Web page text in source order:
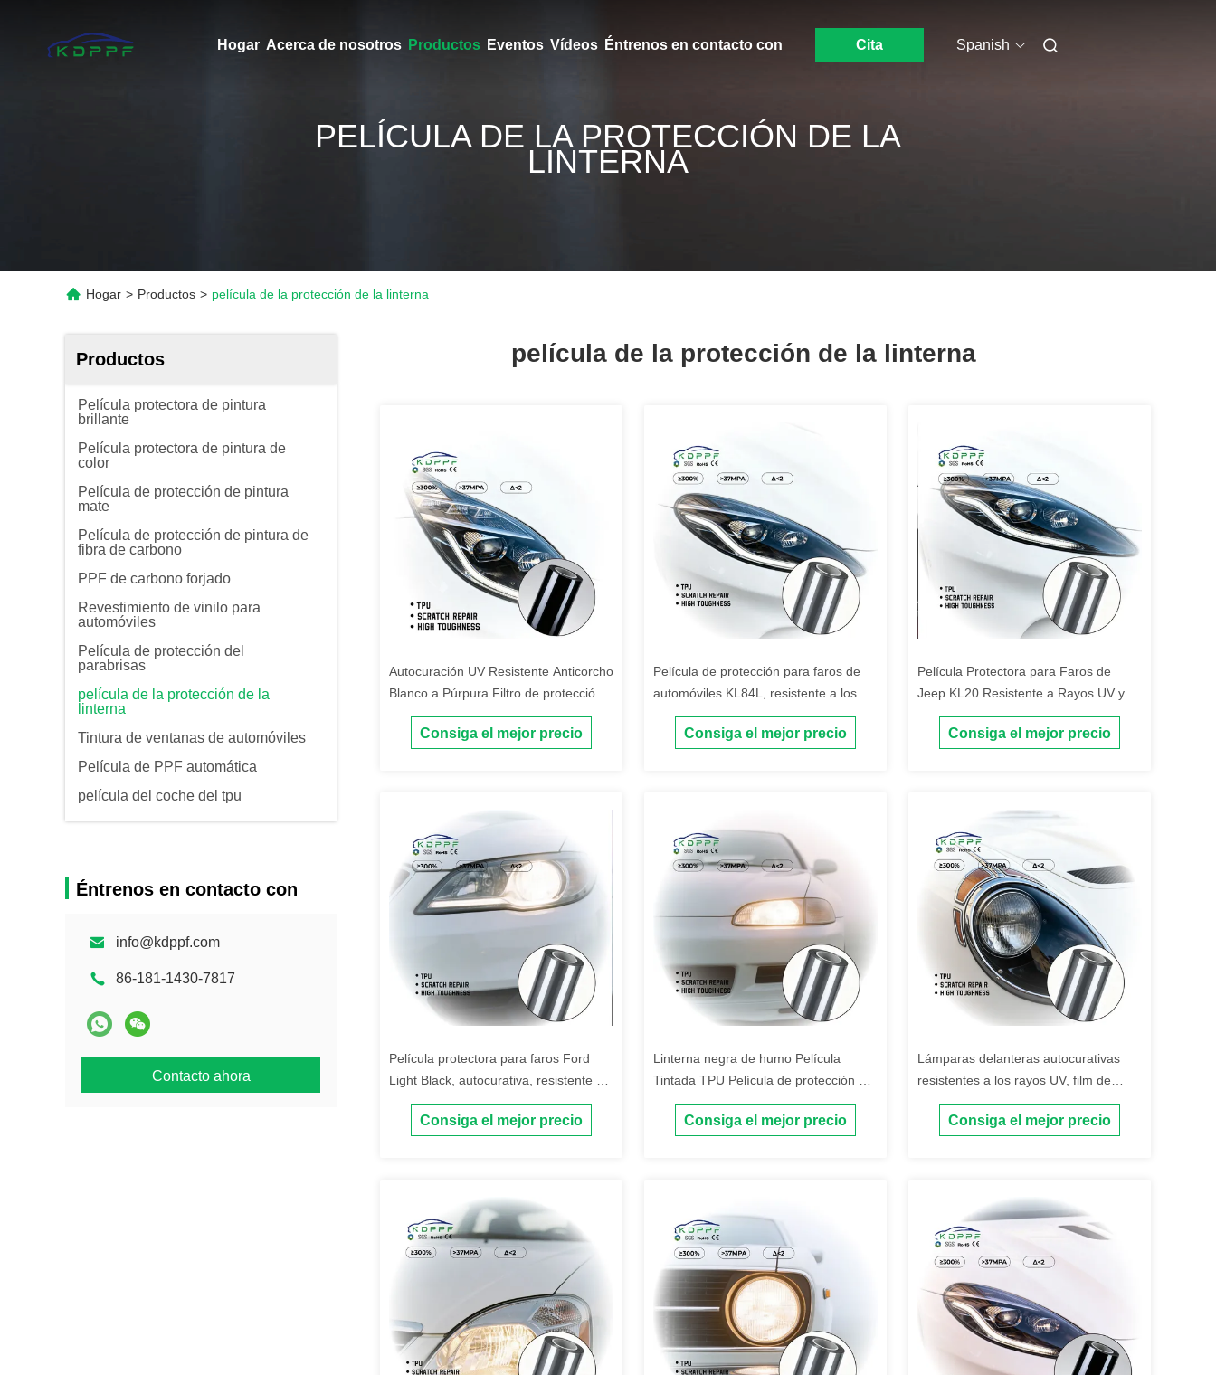
Hogar Acerca de nosotros Productos Eventos Vídeos Éntrenos en contacto con Cita Spanish
PELÍCULA DE LA PROTECCIÓN DE LA
LINTERNA
Hogar > Productos > película de la protección de la linterna
Productos
Película protectora de pintura
brillante
Película protectora de pintura de
color
Película de protección de pintura
mate
Película de protección de pintura de
fibra de carbono
PPF de carbono forjado
Revestimiento de vinilo para
automóviles
Película de protección del
parabrisas
película de la protección de la
linterna
Tintura de ventanas de automóviles
Película de PPF automática
película del coche del tpu
Éntrenos en contacto con
info@kdppf.com
86-181-1430-7817
Contacto ahora
película de la protección de la linterna
Autocuración UV Resistente Anticorcho
Blanco a Púrpura Filtro de protección
del faro Tesla Filtro de protección del
faro TPU PPF para automóviles
Consiga el mejor precio
Película de protección para faros de
automóviles KL84L, resistente a los
rayos UV y autocurante.
Consiga el mejor precio
Película Protectora para Faros de
Jeep KL20 Resistente a Rayos UV y
Autoreparable, TPU PPF para Faros
de Coche, Comparación de Películas
Consiga el mejor precio
Película protectora para faros Ford
Light Black, autocurativa, resistente a
los rayos UV, antiarañazos, TPU PPF
para faros de automóviles
Consiga el mejor precio
Linterna negra de humo Película
Tintada TPU Película de protección de
luz delantera autocurativa UV
resistente a los arañazos TPU luz
Consiga el mejor precio
Lámparas delanteras autocurativas
resistentes a los rayos UV, film de
protección contra arañazos, lámparas
delanteras TPU, PPF para automóviles
Consiga el mejor precio